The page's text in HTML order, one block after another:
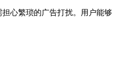
心繁琐的广告打扰。用户能够